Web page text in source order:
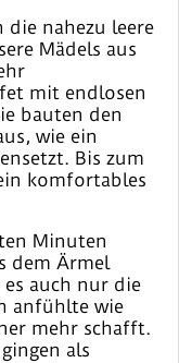
die nahezu leere
Mädels aus
mit endlosen
bauten den
wie ein
Bis zum
komfortables
Minuten
dem Ärmel
auch nur die
anfühlte wie
mehr schafft.
als